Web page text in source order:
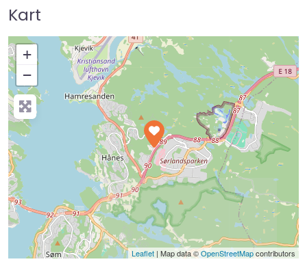
Kart
+
−
Press Enter key to search
Leaflet | Map data ©OpenStreetMapcontributors